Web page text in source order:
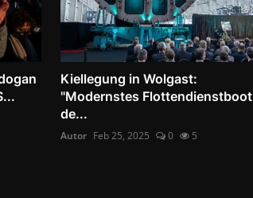
Kiellegung in Wolgast:
"Modernstes Flottendienstboot
de...
Autor Feb 25, 2025 0 5